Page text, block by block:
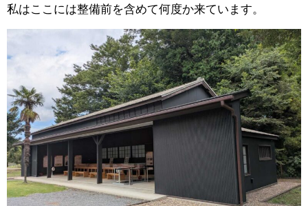
私はここには整備前を含めて何度か来ています。